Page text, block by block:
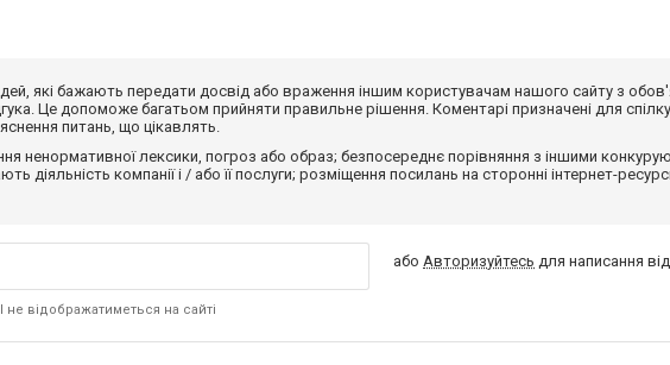
які бажають передати досвід або враження іншим користувачам нашого сайту з
Це допоможе багатьом прийняти правильне рішення. Коментарі призначені для
питань, що цікавлять.
ненормативної лексики, погроз або образ; безпосереднє порівняння з іншими
діяльність компанії і / або її послуги; розміщення посилань на сторонні інтернет-
не відображатиметься на сайті
абоАвторизуйтесь для написання